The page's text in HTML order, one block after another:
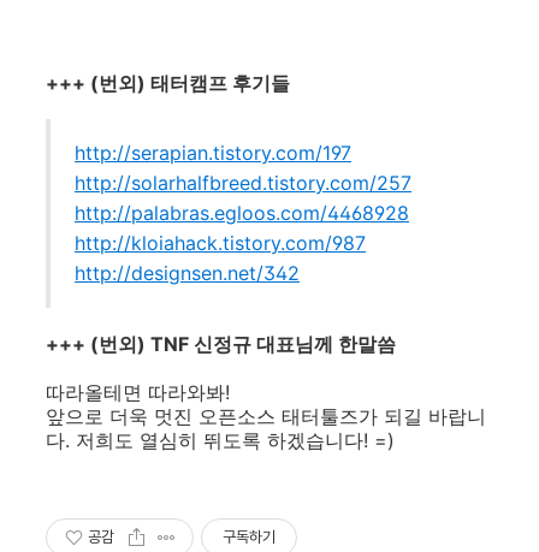
+++ (번외) 태터캠프 후기들
http://serapian.tistory.com/197
http://solarhalfbreed.tistory.com/257
http://palabras.egloos.com/4468928
http://kloiahack.tistory.com/987
http://designsen.net/342
+++ (번외) TNF 신정규 대표님께 한말씀
따라올테면 따라와봐!
앞으로 더욱 멋진 오픈소스 태터툴즈가 되길 바랍니
다. 저희도 열심히 뛰도록 하겠습니다! =)
공감 구독하기